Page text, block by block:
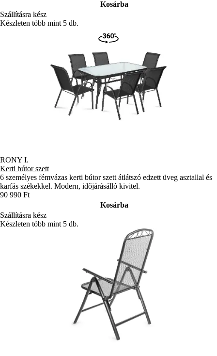
Kosárba
Szállításra kész
Készleten több mint 5 db.
RONY I.
Kerti bútor szett
6 személyes fémvázas kerti bútor szett átlátszó edzett üveg asztallal és
karfás székekkel. Modern, időjárásálló kivitel.
90 990 Ft
Kosárba
Szállításra kész
Készleten több mint 5 db.